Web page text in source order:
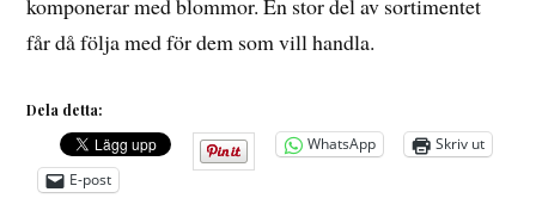
komponerar med blommor. En stor del av sortimentet
får då följa med för dem som vill handla.
Dela detta:
WhatsApp
Skriv ut
E-post